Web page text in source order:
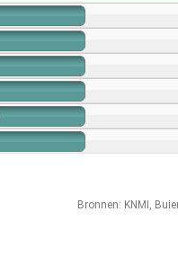
Bronnen: KNMI ,